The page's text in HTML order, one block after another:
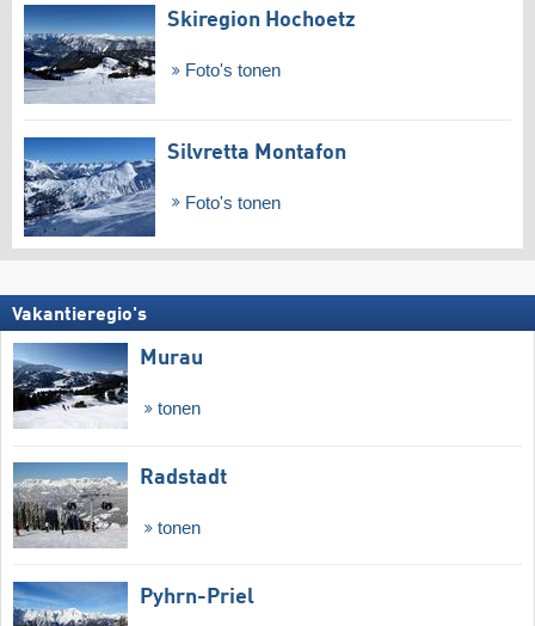
Skiregion Hochoetz
Foto's tonen
Silvretta Montafon
Foto's tonen
Vakantieregio's
Murau
tonen
Radstadt
tonen
Pyhrn-Priel